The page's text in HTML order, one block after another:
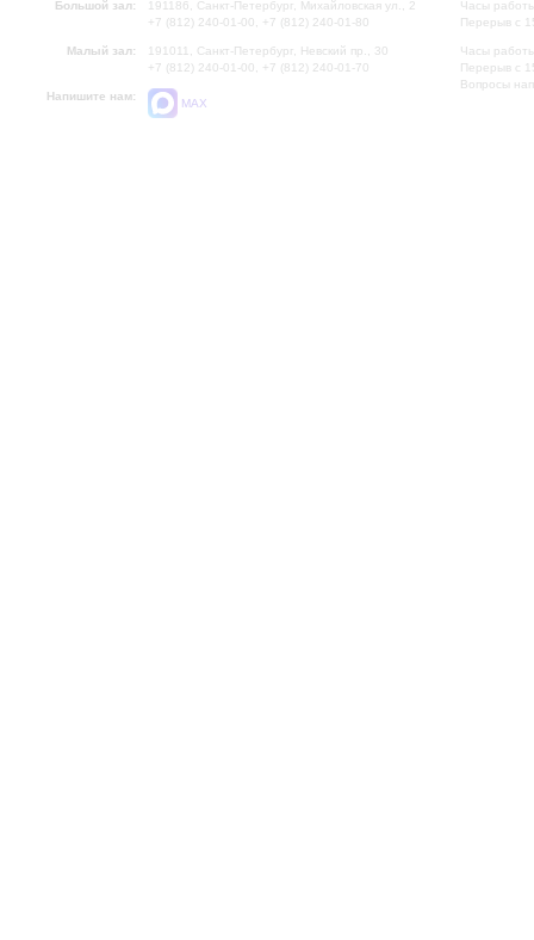
Большой зал:
191186, Санкт-Петербург, Михайловская ул., 2
+7 (812) 240-01-00, +7 (812) 240-01-80
Малый зал:
191011, Санкт-Петербург, Невский пр., 30
+7 (812) 240-01-00, +7 (812) 240-01-70
Напишите нам:
MAX
Часы
Перерыв с
Часы
Перерыв с
Вопросы